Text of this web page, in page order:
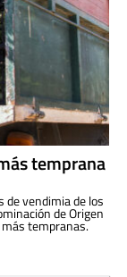
temprana
de vendimia de los
de Origen
más tempranas.